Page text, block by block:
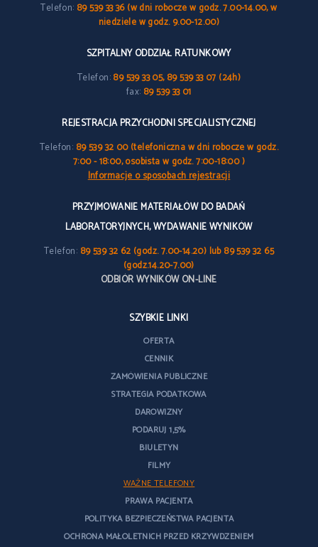
Telefon: 89 539 33 36 (w dni robocze w godz. 7.00-14.00, w
niedziele w godz. 9.00-12.00)
SZPITALNY ODDZIAŁ RATUNKOWY
Telefon:89 539 33 05, 89 539 33 07 (24h)
fax: 89 539 33 01
REJESTRACJA PRZYCHODNI SPECJALISTYCZNEJ
Telefon: 89 539 32 00 (telefoniczna w dni robocze w godz.
7:00 - 18:00, osobista w godz. 7:00-18:00 )
Informacje o sposobach rejestracji
PRZYJMOWANIE MATERIAŁÓW DO BADAŃ
LABORATORYJNYCH, WYDAWANIE WYNIKÓW
Telefon: 89 539 32 62 (godz. 7.00-14.20) lub 89 539 32 65
(godz.14.20-7.00)
ODBIÓR WYNIKÓW ON-LINE
SZYBKIE LINKI
OFERTA
CENNIK
ZAMÓWIENIA PUBLICZNE
STRATEGIA PODATKOWA
DAROWIZNY
PODARUJ 1,5%
BIULETYN
FILMY
WAŻNE TELEFONY
PRAWA PACJENTA
POLITYKA BEZPIECZEŃSTWA PACJENTA
OCHRONA MAŁOLETNICH PRZED KRZYWDZENIEM